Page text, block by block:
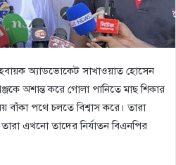
অ্যাডভোকেট সাখাওয়াত হোসেন
অশান্ত করে গোলা পানিতে মাছ শিকার
পথে চলতে বিশ্বাস করে। তারা
এখনো তাদের নির্যাতন বিএনপির